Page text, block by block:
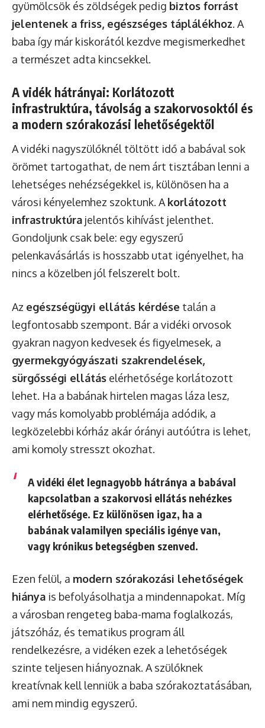
gyümölcsök és zöldségek pedig biztos forrást
jelentenek a friss, egészséges táplálékhoz. A
baba így már kiskorától kezdve megismerkedhet
a természet adta kincsekkel.
A vidék hátrányai: Korlátozott
infrastruktúra, távolság a szakorvosoktól és
a modern szórakozási lehetőségektől
A vidéki nagyszülőknél töltött idő a babával sok
örömet tartogathat, de nem árt tisztában lenni a
lehetséges nehézségekkel is, különösen ha a
városi kényelemhez szoktunk. A korlátozott
infrastruktúra jelentős kihívást jelenthet.
Gondoljunk csak bele: egy egyszerű
pelenkavásárlás is hosszabb utat igényelhet, ha
nincs a közelben jól felszerelt bolt.
Az egészségügyi ellátás kérdése talán a
legfontosabb szempont. Bár a vidéki orvosok
gyakran nagyon kedvesek és figyelmesek, a
gyermekgyógyászati szakrendelések,
sürgősségi ellátás elérhetősége korlátozott
lehet. Ha a babának hirtelen magas láza lesz,
vagy más komolyabb problémája adódik, a
legközelebbi kórház akár órányi autóútra is lehet,
ami komoly stresszt okozhat.
A vidéki élet legnagyobb hátránya a babával
kapcsolatban a szakorvosi ellátás nehézkes
elérhetősége. Ez különösen igaz, ha a
babának valamilyen speciális igénye van,
vagy krónikus betegségben szenved.
Ezen felül, a modern szórakozási lehetőségek
hiánya is befolyásolhatja a mindennapokat. Míg
a városban rengeteg baba-mama foglalkozás,
játszóház, és tematikus program áll
rendelkezésre, a vidéken ezek a lehetőségek
szinte teljesen hiányoznak. A szülőknek
kreatívnak kell lenniük a baba szórakoztatásában,
ami nem mindig egyszerű.